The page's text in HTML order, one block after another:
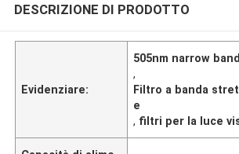
DESCRIZIONE DI PRODOTTO
Evidenziare:
505nm narrow
,
Filtro a banda
e
, filtri per la luce